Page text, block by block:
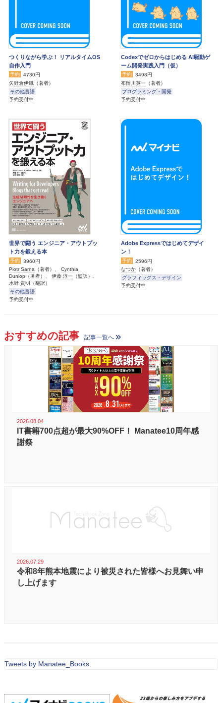
つくりながら学ぶ！ リアルタイムOS
自作入門
予約
4730円
矢野倉伊織 （著者）
その他言語
予約受付中
Codexでゼロからはじめる AI駆動ゲ
ーム開発実践入門（仮）
予約
3498円
布留川英一 （著者）
プログラミング・開発
予約受付中
世界で闘う エンジニア・アウトプッ
ト力を鍛える本
予約
3960円
Piotr Sarna （著者）、 Cynthia
Dunlop （著者）、 伊藤 淳一 （監訳）、
水野 貴明 （翻訳）
その他言語
予約受付中
Adobe Expressではじめてデザイ
ン！
予約
2596円
なつか （著者）
グラフィックス・デザイン
予約受付中
おすすめの記事 記事一覧へ
2026.08.04
IT書籍700点超が最大90%OFF！ Manatee10周年感
謝祭
2026.07.29
令和8年熊本地震により被災された皆様へお見舞い申
し上げます
Tweets by Manatee_Books